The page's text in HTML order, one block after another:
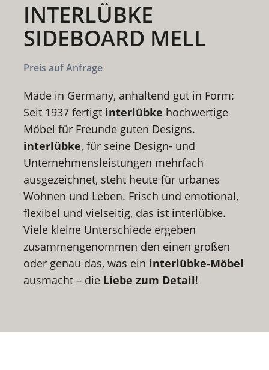
INTERLÜBKE
SIDEBOARD MELL
Preis auf Anfrage
Made in Germany, anhaltend gut in Form:
Seit 1937 fertigt interlübke hochwertige
Möbel für Freunde guten Designs.
interlübke, für seine Design- und
Unternehmensleistungen mehrfach
ausgezeichnet, steht heute für urbanes
Wohnen und Leben. Frisch und emotional,
flexibel und vielseitig, das ist interlübke.
Viele kleine Unterschiede ergeben
zusammengenommen den einen großen
oder genau das, was ein interlübke-Möbel
ausmacht – die Liebe zum Detail!